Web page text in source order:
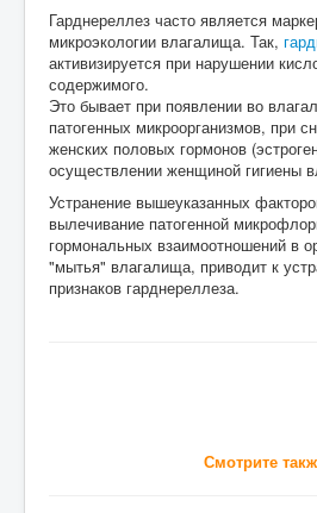
Гарднереллез часто является
микроэкологии влагалища. Так,
активизируется при нарушении
содержимого.
Это бывает при появлении во
патогенных микроорганизмов, при
женских половых гормонов
осуществлении женщиной гигиены
Устранение вышеуказанных
вылечивание патогенной
гормональных взаимоотношений в
"мытья" влагалища, приводит к
признаков гарднереллеза.
Смотрите